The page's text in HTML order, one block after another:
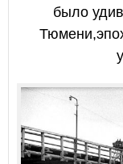
было